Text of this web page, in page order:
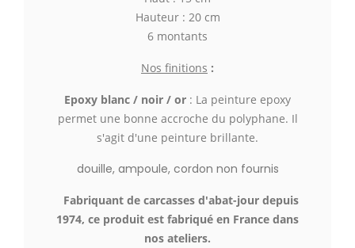
Hauteur : 20 cm
6 montants
Nos finitions :
Epoxy blanc / noir / or : La peinture epoxy
permet une bonne accroche du polyphane. Il
s'agit d'une peinture brillante.
douille, ampoule, cordon non fournis
Fabriquant de carcasses d'abat-jour depuis
1974, ce produit est fabriqué en France dans
nos ateliers.